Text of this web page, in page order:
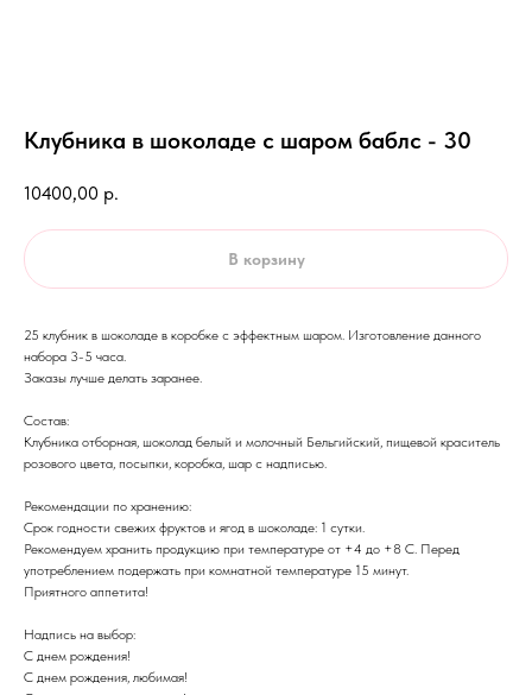
Клубника в шоколаде с шаром баблс - 30
10400,00 р.
В корзину
25 клубник в шоколаде в коробке с эффектным шаром. Изготовление данного
набора 3-5 часа.
Заказы лучше делать заранее.
Состав:
Клубника отборная, шоколад белый и молочный Бельгийский, пищевой краситель
розового цвета, посыпки, коробка, шар с надписью.
Рекомендации по хранению:
Срок годности свежих фруктов и ягод в шоколаде: 1 сутки.
Рекомендуем хранить продукцию при температуре от +4 до +8 С. Перед
употреблением подержать при комнатной температуре 15 минут.
​Приятного аппетита!
Надпись на выбор:
С днем рождения!
С днем рождения, любимая!